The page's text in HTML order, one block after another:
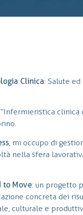
Clinica: Salute
clinica
, mi occupo di
nella sfera
to Move: un progetto
concreta dei
culturale e